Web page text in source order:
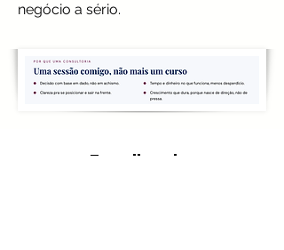
negócio a sério.
Feedbacks